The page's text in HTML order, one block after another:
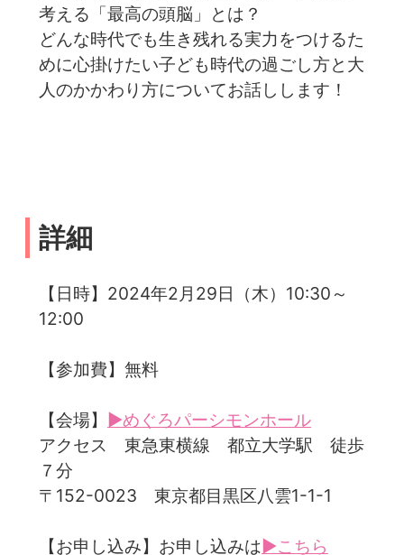
考える「最高の頭脳」とは？
どんな時代でも生き残れる実力をつけるた
めに心掛けたい子ども時代の過ごし方と大
人のかかわり方についてお話しします！
詳細
【日時】2024年2月29日（木）10:30～
12:00
【参加費】無料
【会場】 ▶めぐろパーシモンホール
アクセス 東急東横線 都立大学駅 徒歩
７分
〒152-0023 東京都目黒区八雲1-1-1
【お申し込み】お申し込みは▶こちら